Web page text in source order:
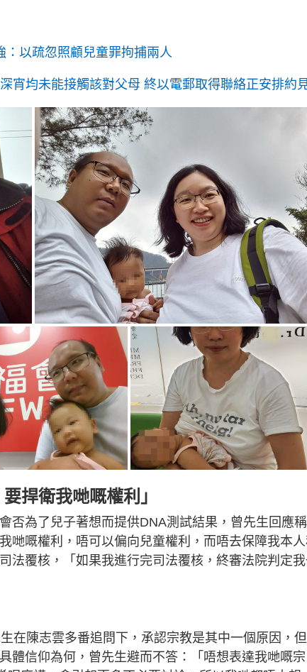
：以疏忽照顧兒童罪拘捕兩人
宵均未能接觸該對父母 終以電郵取得聯絡正安排約
捍衛我哋嘅權利」
否為了兒子著想而提供DNA測試結果，曾先生回應稱
哋嘅權利，唔可以偏向兒童權利，而唔去保障我本
法覆核，「如果我進行完司法覆核，終審法院判定
在陳志雲多番追問下，承認宗教是其中一個原因，
體信仰為何，曾先生避而不答：「唔想表達我哋嘅宗